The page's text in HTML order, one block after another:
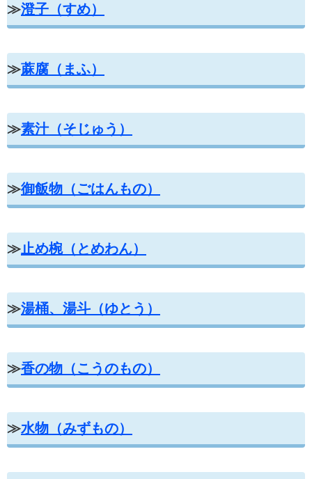
≫澄子（すめ）
≫蔴腐（まふ）
≫素汁（そじゅう）
≫御飯物（ごはんもの）
≫止め椀（とめわん）
≫湯桶、湯斗（ゆとう）
≫香の物（こうのもの）
≫水物（みずもの）